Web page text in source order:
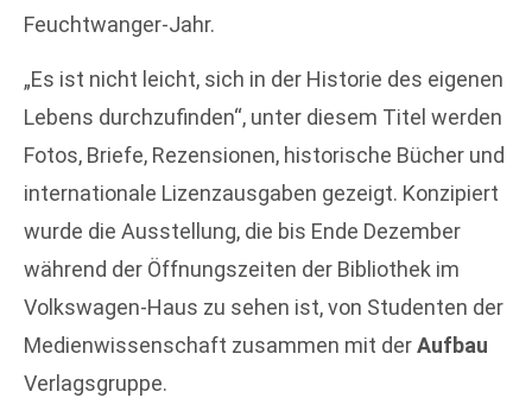
Feuchtwanger-Jahr.
„Es ist nicht leicht, sich in der Historie des eigenen
Lebens durchzufinden“, unter diesem Titel werden
Fotos, Briefe, Rezensionen, historische Bücher und
internationale Lizenzausgaben gezeigt. Konzipiert
wurde die Ausstellung, die bis Ende Dezember
während der Öffnungszeiten der Bibliothek im
Volkswagen-Haus zu sehen ist, von Studenten der
Medienwissenschaft zusammen mit derAufbau
Verlagsgruppe.